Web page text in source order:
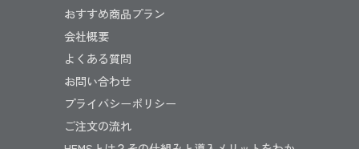
おすすめ商品プラン
会社概要
よくある質問
お問い合わせ
プライバシーポリシー
ご注文の流れ